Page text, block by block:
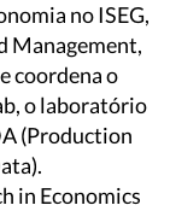
no ISEG,
Management,
coordena o
o laboratório
(Production
in Economics